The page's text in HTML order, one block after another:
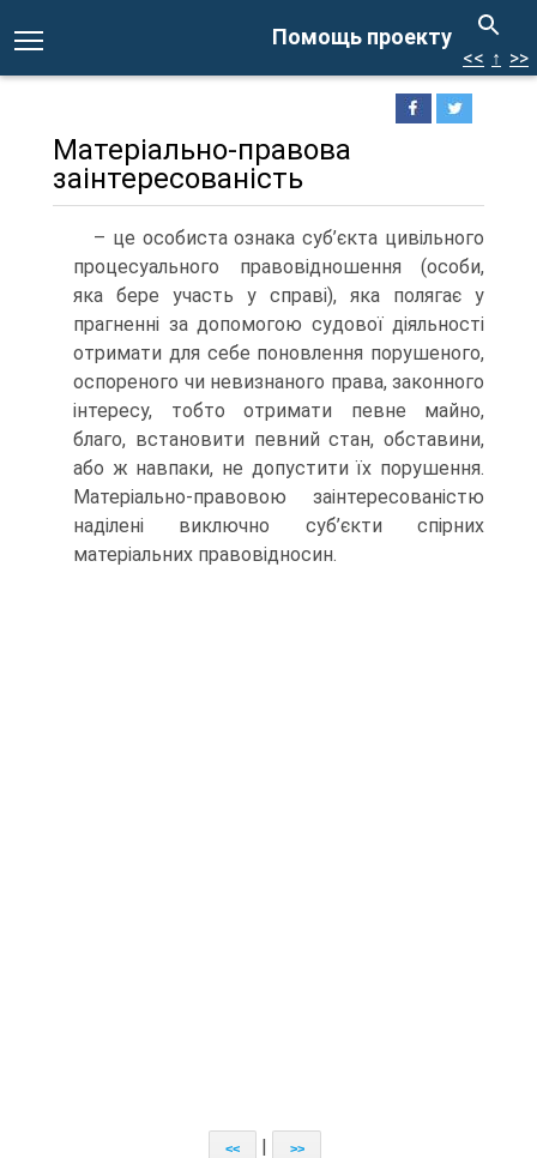
Помощь проекту
<< ↑ >>
Матеріально-правова
заінтересованість
– це особиста ознака суб’єкта цивільного
процесуального правовідношення (особи,
яка бере участь у справі), яка полягає у
прагненні за допомогою судової діяльності
отримати для себе поновлення порушеного,
оспореного чи невизнаного права, законного
інтересу, тобто отримати певне майно,
благо, встановити певний стан, обставини,
або ж навпаки, не допустити їх порушення.
Матеріально-правовою заінтересованістю
наділені виключно суб’єкти спірних
матеріальних правовідносин.
<< >>